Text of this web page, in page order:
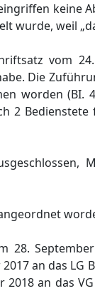
keine
wurde, weil
vom
Die
worden (BI.
2
28.
an das
an das